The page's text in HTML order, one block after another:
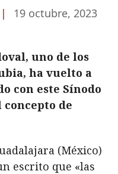
| 19 octubre, 2023
uno de los
ha vuelto a
con este Sínodo
concepto de
(México)
escrito que «las